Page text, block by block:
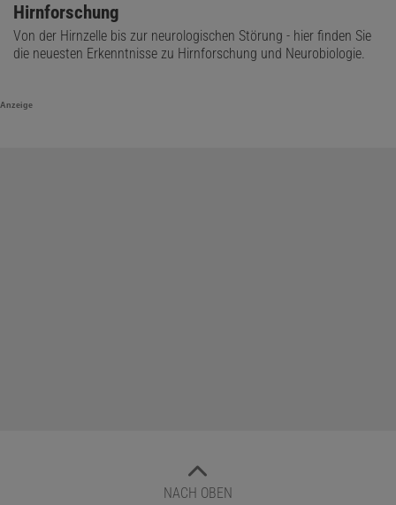
Hirnforschung
Von der Hirnzelle bis zur neurologischen Störung - hier finden Sie
die neuesten Erkenntnisse zu Hirnforschung und Neurobiologie.
Anzeige
NACH OBEN